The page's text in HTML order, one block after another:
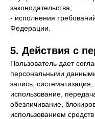
законодательства;
- исполнения
Федерации.
5. Действия с
Пользователь дает
персональными
запись,
использование,
обезличивание,
использованием